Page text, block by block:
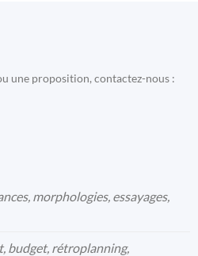
une proposition, contactez-nous :
morphologies, essayages,
budget, rétroplanning,